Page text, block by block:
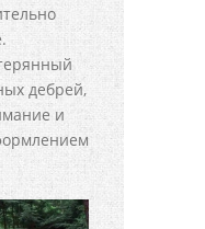
дебрей,
и